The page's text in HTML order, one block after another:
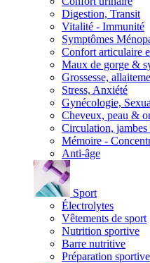
Digestion, Transit
Vitalité - Immunité
Symptômes
Confort articulaire
Maux de gorge &
Grossesse,
Stress, Anxiété
Gynécologie,
Cheveux, peau &
Circulation, jambes
Mémoire -
Anti-âge
Sport
Électrolytes
Vêtements de sport
Nutrition sportive
Barre nutritive
Préparation sportive